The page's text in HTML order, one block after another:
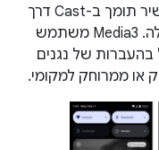
את הפעלת המדיה בין הנייד לבין המכשיר תומך ב-Cast דרך
התראת המדיה או התראות מסך הנעילה. ‫Media3 משתמש
בהעברות של נגנים
או ממרוחק למקומי.